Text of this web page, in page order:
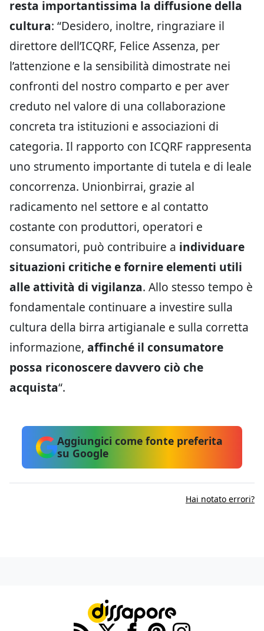
resta importantissima la diffusione della
cultura: “Desidero, inoltre, ringraziare il
direttore dell’ICQRF, Felice Assenza, per
l’attenzione e la sensibilità dimostrate nei
confronti del nostro comparto e per aver
creduto nel valore di una collaborazione
concreta tra istituzioni e associazioni di
categoria. Il rapporto con ICQRF rappresenta
uno strumento importante di tutela e di leale
concorrenza. Unionbirrai, grazie al
radicamento nel settore e al contatto
costante con produttori, operatori e
consumatori, può contribuire a individuare
situazioni critiche e fornire elementi utili
alle attività di vigilanza. Allo stesso tempo è
fondamentale continuare a investire sulla
cultura della birra artigianale e sulla corretta
informazione, affinché il consumatore
possa riconoscere davvero ciò che
acquista“.
Aggiungici come fonte preferita
su Google
Hai notato errori?